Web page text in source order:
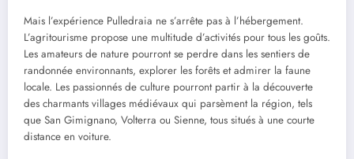
Mais l’expérience Pulledraia ne s’arrête pas à l’hébergement.
L’agritourisme propose une multitude d’activités pour tous les goûts.
Les amateurs de nature pourront se perdre dans les sentiers de
randonnée environnants, explorer les forêts et admirer la faune
locale. Les passionnés de culture pourront partir à la découverte
des charmants villages médiévaux qui parsèment la région, tels
que San Gimignano, Volterra ou Sienne, tous situés à une courte
distance en voiture.